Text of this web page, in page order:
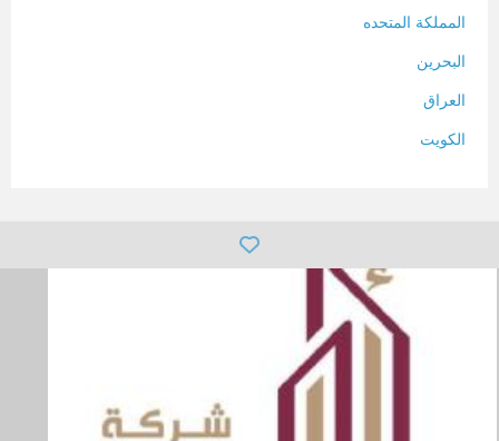
المملكة المتحده
البحرين
العراق
الكويت